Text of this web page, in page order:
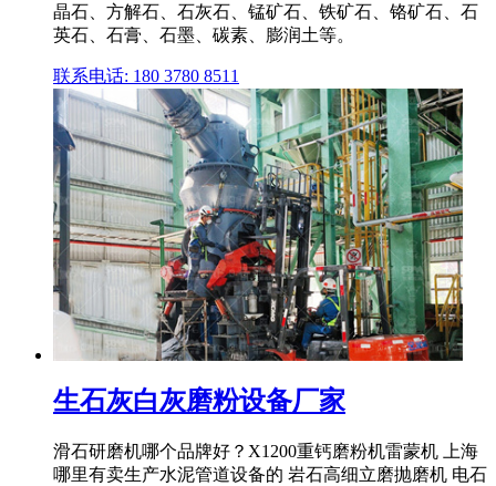
晶石、方解石、石灰石、锰矿石、铁矿石、铬矿石、石
英石、石膏、石墨、碳素、膨润土等。
联系电话: 180 3780 8511
生石灰白灰磨粉设备厂家
滑石研磨机哪个品牌好？X1200重钙磨粉机雷蒙机 上海
哪里有卖生产水泥管道设备的 岩石高细立磨抛磨机 电石